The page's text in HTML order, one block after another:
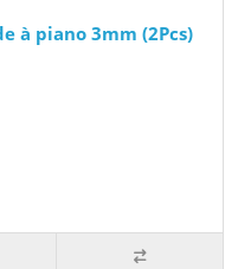
à piano 3mm (2Pcs)